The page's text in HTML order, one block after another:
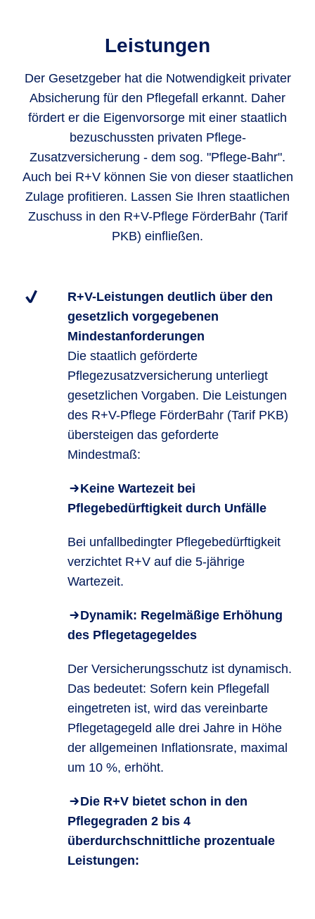
Leistungen
Der Gesetzgeber hat die Notwendigkeit privater
Absicherung für den Pflegefall erkannt. Daher
fördert er die Eigenvorsorge mit einer staatlich
bezuschussten privaten Pflege-
Zusatzversicherung - dem sog. "Pflege-Bahr".
Auch bei R+V können Sie von dieser staatlichen
Zulage profitieren. Lassen Sie Ihren staatlichen
Zuschuss in den R+V-Pflege FörderBahr (Tarif
PKB) einfließen.
R+V-Leistungen deutlich über den
gesetzlich vorgegebenen
Mindestanforderungen
Die staatlich geförderte
Pflegezusatzversicherung unterliegt
gesetzlichen Vorgaben. Die Leistungen
des R+V-Pflege FörderBahr (Tarif PKB)
übersteigen das geforderte
Mindestmaß:
Keine Wartezeit bei
Pflegebedürftigkeit durch Unfälle
Bei unfallbedingter Pflegebedürftigkeit
verzichtet R+V auf die 5-jährige
Wartezeit.
Dynamik: Regelmäßige Erhöhung
des Pflegetagegeldes
Der Versicherungsschutz ist dynamisch.
Das bedeutet: Sofern kein Pflegefall
eingetreten ist, wird das vereinbarte
Pflegetagegeld alle drei Jahre in Höhe
der allgemeinen Inflationsrate, maximal
um 10 %, erhöht.
Die R+V bietet schon in den
Pflegegraden 2 bis 4
überdurchschnittliche prozentuale
Leistungen: